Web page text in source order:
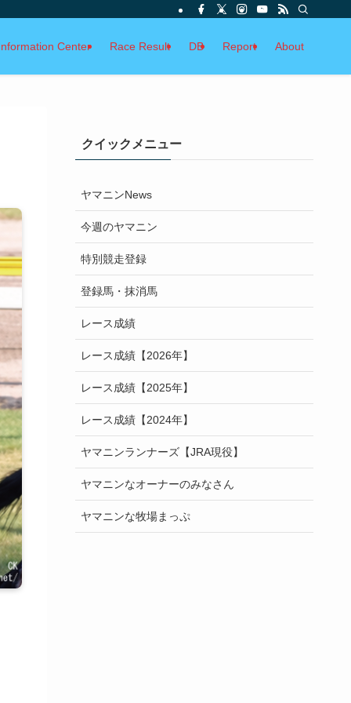
Center Race Result DB Report About
クイックメニュー
ヤマニンNews
今週のヤマニン
特別競走登録
登録馬・抹消馬
レース成績
レース成績【2026年】
レース成績【2025年】
レース成績【2024年】
ヤマニンランナーズ【JRA現役】
ヤマニンなオーナーのみなさん
ヤマニンな牧場まっぷ